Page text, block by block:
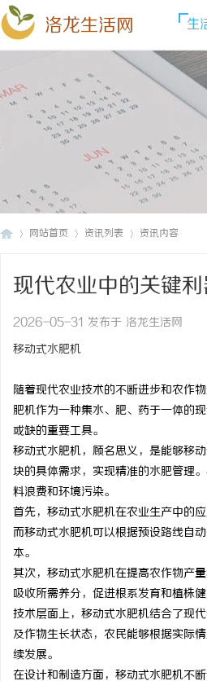
洛龙生活网 生
网站首页 资讯列表 资讯内容
现代农业中的关键
2026-05-31 发布于 洛龙生活网
移动式水肥机
随着现代农业技术的不断进步和农作
肥机作为一种集水、肥、药于一体的
或缺的重要工具。
移动式水肥机，顾名思义，是能够移
块的具体需求，实现精准的水肥管理
料浪费和环境污染。
首先，移动式水肥机在农业生产中的
而移动式水肥机可以根据预设路线自
本。
其次，移动式水肥机在提高农作物产
吸收所需养分，促进根系发育和植株
技术层面上，移动式水肥机结合了现
及作物生长状态，农民能够根据实际
续发展。
在设计和制造方面，移动式水肥机不